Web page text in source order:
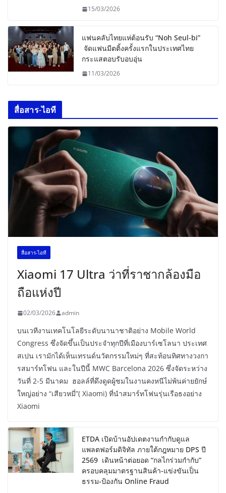
15/03/2026
แฟนคลับไทยแห่ต้อนรับ “Noh Seul-bi”
จัดแฟนมีตติ้งครั้งแรกในประเทศไทย
กระแสตอบรับอบอุ่น
11/03/2026
สื่อสาร-ไอที
สื่อสาร-ไอที
Xiaomi 17 Ultra ว่าที่ราชากล้องมือ
ถือแห่งปี
02/03/2026 admin
บนเวทีงานเทคโนโลยีระดับนานาชาติอย่าง Mobile World
Congress ซึ่งจัดขึ้นเป็นประจำทุกปีที่เมืองบาร์เซโลนา ประเทศ
สเปน เรามักได้เห็นเทรนด์นวัตกรรมใหม่ๆ ที่สะท้อนทิศทางวงกา
รสมาร์ทโฟน และในปีนี้ MWC Barcelona 2026 ซึ่งจัดระหว่าง
วันที่ 2-5 มีนาคม ฮอลล์ที่ดึงดูดผู้ชมในงานคงหนีไม่พ้นค่ายยักษ์
ใหญ่อย่าง “เสียวหมี่”( Xiaomi) ที่นำสมาร์ทโฟนรุ่นเรือธงอย่าง
Xiaomi
ETDA เปิดบ้านอัปเดตงานกำกับดูแล
แพลตฟอร์มดิจิทัล ภายใต้กฎหมาย DPS ปี
2569 เดินหน้าต่อยอด “กลไกร่วมกำกับ”
ครอบคลุมมาตรฐานสินค้า-แข่งขันเป็น
ธรรม-ป้องกัน Online Fraud